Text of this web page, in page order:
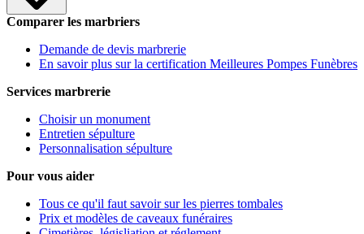
Comparer les marbriers
Demande de devis marbrerie
En savoir plus sur la certification Meilleures Pompes Funèbres
Services marbrerie
Choisir un monument
Entretien sépulture
Personnalisation sépulture
Pour vous aider
Tous ce qu'il faut savoir sur les pierres tombales
Prix et modèles de caveaux funéraires